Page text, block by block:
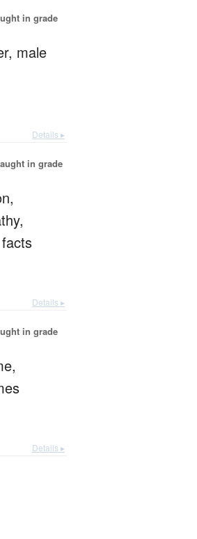
in grade
male
Details ▸
in grade
facts
Details ▸
in grade
Details ▸